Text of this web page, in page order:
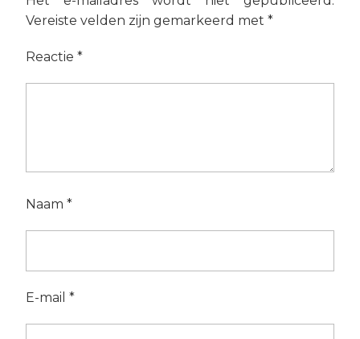
Vereiste velden zijn gemarkeerd met *
Reactie *
Naam *
E-mail *